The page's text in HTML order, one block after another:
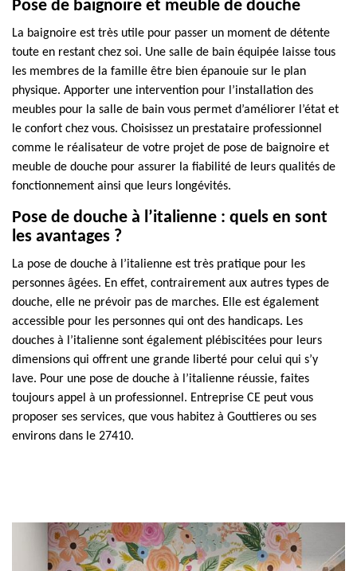
Pose de baignoire et meuble de douche
La baignoire est très utile pour passer un moment de détente
toute en restant chez soi. Une salle de bain équipée laisse tous
les membres de la famille être bien épanouie sur le plan
physique. Apporter une intervention pour l’installation des
meubles pour la salle de bain vous permet d’améliorer l’état et
le confort chez vous. Choisissez un prestataire professionnel
comme le réalisateur de votre projet de pose de baignoire et
meuble de douche pour assurer la fiabilité de leurs qualités de
fonctionnement ainsi que leurs longévités.
Pose de douche à l’italienne : quels en sont
les avantages ?
La pose de douche à l’italienne est très pratique pour les
personnes âgées. En effet, contrairement aux autres types de
douche, elle ne prévoir pas de marches. Elle est également
accessible pour les personnes qui ont des handicaps. Les
douches à l’italienne sont également plébiscitées pour leurs
dimensions qui offrent une grande liberté pour celui qui s’y
lave. Pour une pose de douche à l’italienne réussie, faites
toujours appel à un professionnel. Entreprise CE peut vous
proposer ses services, que vous habitez à Gouttieres ou ses
environs dans le 27410.